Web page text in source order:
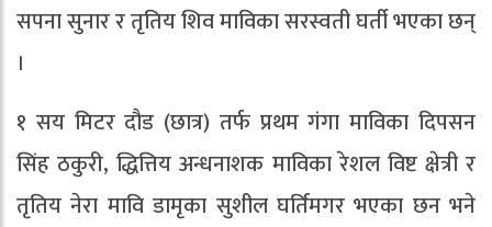
सपना सुनार र तृतिय शिव माविका सरस्वती घर्ती भएका छन्
।
१ सय मिटर दौड (छात्र) तर्फ प्रथम गंगा माविका दिपसन
सिंह ठकुरी, द्धित्तिय अन्धनाशक माविका रेशल विष्ट क्षेत्री र
तृतिय नेरा मावि डामृका सुशील घर्तिमगर भएका छन भने